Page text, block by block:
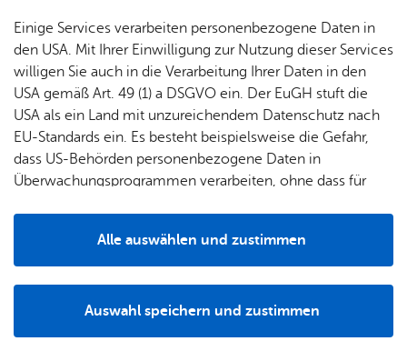
Ämter
A–Z
Diens
t­leis­
tun­gen
A–Z
For­
fent­li­
che
Be­
kannt­
ma­
chun­
& TV
Pres­se
Bil­
dung
& Be­
treu­
ung
Potz­
be­
treu­
ung
Schu­
len
Bau­
stel­len
& Um­
lei­tun­
Um­
welt &
Kli­ma­
Sa­nie­
ren &
bi­li­en
Stadt­
Fa­mi­lie
& Kin­
der
Se­nio­
ren
Woh­
nen
re­frei
Pfle­ge
& Un­
ter­stüt­
zung
Simon Blüm­cke, Ober­bür­ger­meis­ter der Stadt Fried­richs­ha­fen
sowie als Teilbereich das Dezernat I. In seiner Funktion ist
er zudem Vorsitzender des
Gemeinderatssowie
Hochauflösendes Bildmaterial für publizistische und nicht-
kommerzielle Zwecke finden Sie in unserem
Einige Services verarbeiten personenbezogene Daten in
den USA. Mit Ihrer Einwilligung zur Nutzung dieser Services
willigen Sie auch in die Verarbeitung Ihrer Daten in den
USA gemäß Art. 49 (1) a DSGVO ein. Der EuGH stuft die
USA als ein Land mit unzureichendem Datenschutz nach
EU-Standards ein. Es besteht beispielsweise die Gefahr,
dass US-Behörden personenbezogene Daten in
Überwachungsprogrammen verarbeiten, ohne dass für
Auswahl speichern und zustimmen
Alle auswählen und zustimmen